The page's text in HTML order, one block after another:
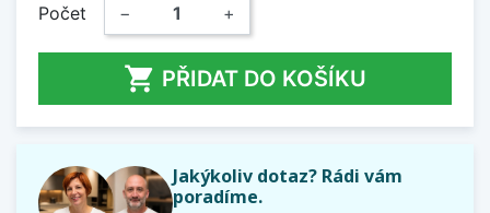
Počet − +
 PŘIDAT DO KOŠÍKU
Jakýkoliv dotaz? Rádi vám
poradíme.